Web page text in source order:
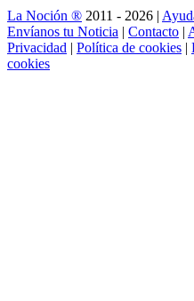
La Noción ® 2011 - 2026 |
Envíanos tu Noticia | Contacto |
Privacidad | Política de cookies |
cookies